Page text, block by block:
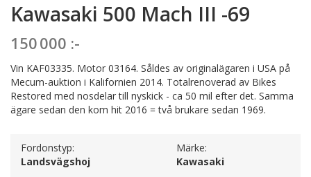
Kawasaki 500 Mach III -69
150 000 :-
Vin KAF03335. Motor 03164. Såldes av originalägaren i USA på
Mecum-auktion i Kalifornien 2014. Totalrenoverad av Bikes
Restored med nosdelar till nyskick - ca 50 mil efter det. Samma
ägare sedan den kom hit 2016 = två brukare sedan 1969.
Fordonstyp:
Landsvägshoj
Märke:
Kawasaki